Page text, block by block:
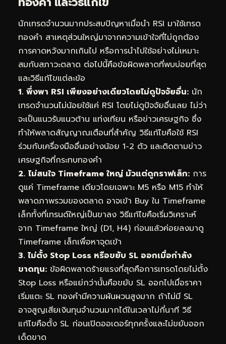
นักเทรดจำนวนมากประสบปัญหาเมื่อนำ RSI มาใช้เทรด
ทองคำ สาเหตุส่วนใหญ่มาจากความเข้าใจที่ไม่ถูกต้อง
การคาดหวังมากเกินไป หรือการนำไปใช้อย่างไม่เหมาะ
สมกับสภาวะตลาด ต่อไปนี้คือข้อผิดพลาดที่พบบ่อยที่สุด
และวิธีแก้ไขแต่ละข้อ
1. พึ่งพา RSI เพียงอย่างเดียวโดยไม่ดูปัจจัยอื่น: นัก
เทรดจำนวนไม่น้อยใช้แค่ RSI โดยไม่ดูปัจจัยอื่นเลย ไม่ว่า
จะเป็นแนวรับแนวต้าน แท่งเทียน หรือข่าวเศรษฐกิจ ซึ่ง
ทำให้พลาดสัญญาณเตือนที่สำคัญ วิธีแก้ไขคือใช้ RSI
ร่วมกับเครื่องมืออื่นอย่างน้อย 1-2 ตัว และติดตามข่าว
เศรษฐกิจที่กระทบทองคำ
2. ไม่สนใจ Timeframe ใหญ่ มัวแต่ดูกราฟเล็ก: การ
ดูแค่ Timeframe เดียวโดยเฉพาะ M5 หรือ M15 ทำให้
พลาดภาพรวมของตลาด อาจเข้า Buy ใน Timeframe
เล็กทั้งที่เทรนด์ใหญ่เป็นขาลง วิธีแก้ไขคือเริ่มวิเคราะห์
จาก Timeframe ใหญ่ (D1, H4) ก่อนแล้วค่อยลงมาดู
Timeframe เล็กเพื่อหาจุดเข้า
3. ไม่ตั้ง Stop Loss หรือขยับ SL ออกเมื่อกำลัง
ขาดทุน: ข้อผิดพลาดร้ายแรงที่สุดคือการเทรดโดยไม่ตั้ง
Stop Loss หรือแย่กว่านั้นคือขยับ SL ออกไปเมื่อราคา
เริ่มแตะ SL ทองคำมีความผันผวนสูงมาก ถ้าไม่มี SL
อาจสูญเสียเงินทุนจำนวนมากได้ในเวลาไม่กี่นาที วิธี
แก้ไขคือตั้ง SL ก่อนเปิดออเดอร์ทุกครั้งและไม่ขยับออก
เด็ดขาด